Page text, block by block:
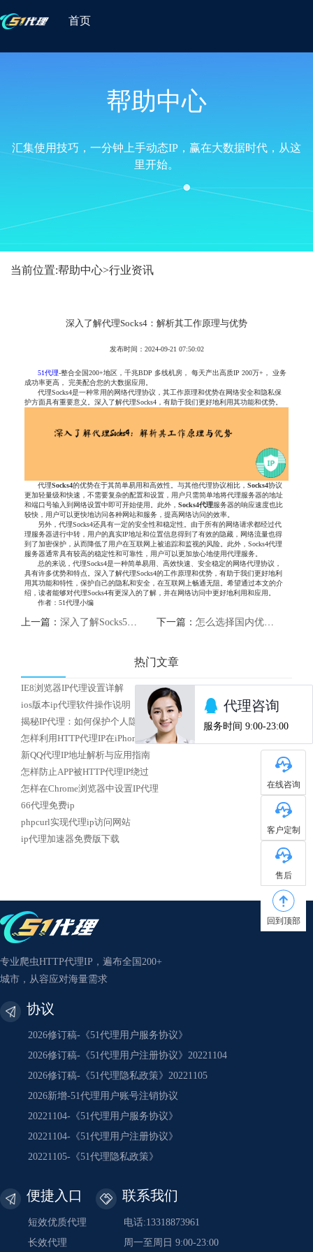
首页
帮助中心
汇集使用技巧，一分钟上手动态IP，赢在大数据时代，从这
里开始。
当前位置:帮助中心>行业资讯
深入了解代理Socks4：解析其工作原理与优势
发布时间：2024-09-21 07:50:02
51代理-整合全国200+地区，千兆BDP 多线机房， 每天产出高质IP 200万+， 业务
成功率更高， 完美配合您的大数据应用。
代理Socks4是一种常用的网络代理协议，其工作原理和优势在网络安全和隐私保
护方面具有重要意义。深入了解代理Socks4，有助于我们更好地利用其功能和优势。
代理Socks4的优势在于其简单易用和高效性。与其他代理协议相比，Socks4协议
更加轻量级和快速，不需要复杂的配置和设置，用户只需简单地将代理服务器的地址
和端口号输入到网络设置中即可开始使用。此外， Socks4代理服务器的响应速度也比
较快，用户可以更快地访问各种网站和服务，提高网络访问的效率。
另外，代理Socks4还具有一定的安全性和稳定性。由于所有的网络请求都经过代
理服务器进行中转，用户的真实IP地址和位置信息得到了有效的隐藏，网络流量也得
到了加密保护，从而降低了用户在互联网上被追踪和监视的风险。此外，Socks4代理
服务器通常具有较高的稳定性和可靠性，用户可以更加放心地使用代理服务。
总的来说，代理Socks4是一种简单易用、高效快速、安全稳定的网络代理协议，
具有许多优势和特点。深入了解代理Socks4的工作原理和优势，有助于我们更好地利
用其功能和特性，保护自己的隐私和安全，在互联网上畅通无阻。希望通过本文的介
绍，读者能够对代理Socks4有更深入的了解，并在网络访问中更好地利用和应用。
作者：51代理小编
上一篇： 深入了解Socks5代理：保护你的隐私与安全 下一篇： 怎么选择国内优质HTTP代理IP
热门文章
IE8浏览器IP代理设置详解
ios版本ip代理软件操作说明
揭秘IP代理：如何保护个人隐私安全？
怎样利用HTTP代理IP在iPhone上实现校园网络访问
新QQ代理IP地址解析与应用指南
怎样防止APP被HTTP代理IP绕过
怎样在Chrome浏览器中设置IP代理
66代理免费ip
phpcurl实现代理ip访问网站
ip代理加速器免费版下载
在线咨询
客户定制
售后
回到顶部
专业爬虫HTTP代理IP，遍布全国200+
城市，从容应对海量需求
协议
2026修订稿-《51代理用户服务协议》
2026修订稿-《51代理用户注册协议》20221104
2026修订稿-《51代理隐私政策》20221105
2026新增-51代理用户账号注销协议
20221104-《51代理用户服务协议》
20221104-《51代理用户注册协议》
20221105-《51代理隐私政策》
便捷入口
短效优质代理
长效代理
联系我们
电话:13318873961
周一至周日 9:00-23:00